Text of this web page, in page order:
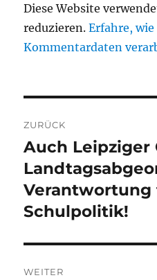
Diese Website
reduzieren.Erfahre, wie
Kommentardaten
ZURÜCK
Vorheriger
Beitrag:
Auch Leipziger
Schulpolitik!
WEITER